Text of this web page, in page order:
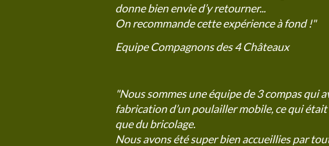
donne bien envie d’y retourner...
On recommande cette expérience à fond !"
Equipe Compagnons des 4 Châteaux
"Nous sommes une équipe de 3 compas qui
fabrication d’un poulailler mobile, ce qui
que du bricolage.
Nous avons été super bien accueillies par